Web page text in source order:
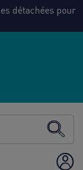
détachées pour